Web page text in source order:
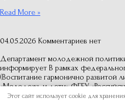
Read More »
04.05.2026 Комментариев нет
Департамент молодежной
информирует В рамках
(Воспитание гармонично развитой
«Молодежь и дети» ФГБУ
Этот сайт использует cookie для